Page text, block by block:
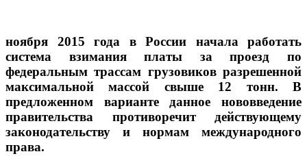
ноября 2015 года в России начала работать
система взимания платы за проезд по
федеральным трассам грузовиков разрешенной
максимальной массой свыше 12 тонн. В
предложенном варианте данное нововведение
правительства противоречит действующему
законодательству и нормам международного
права.